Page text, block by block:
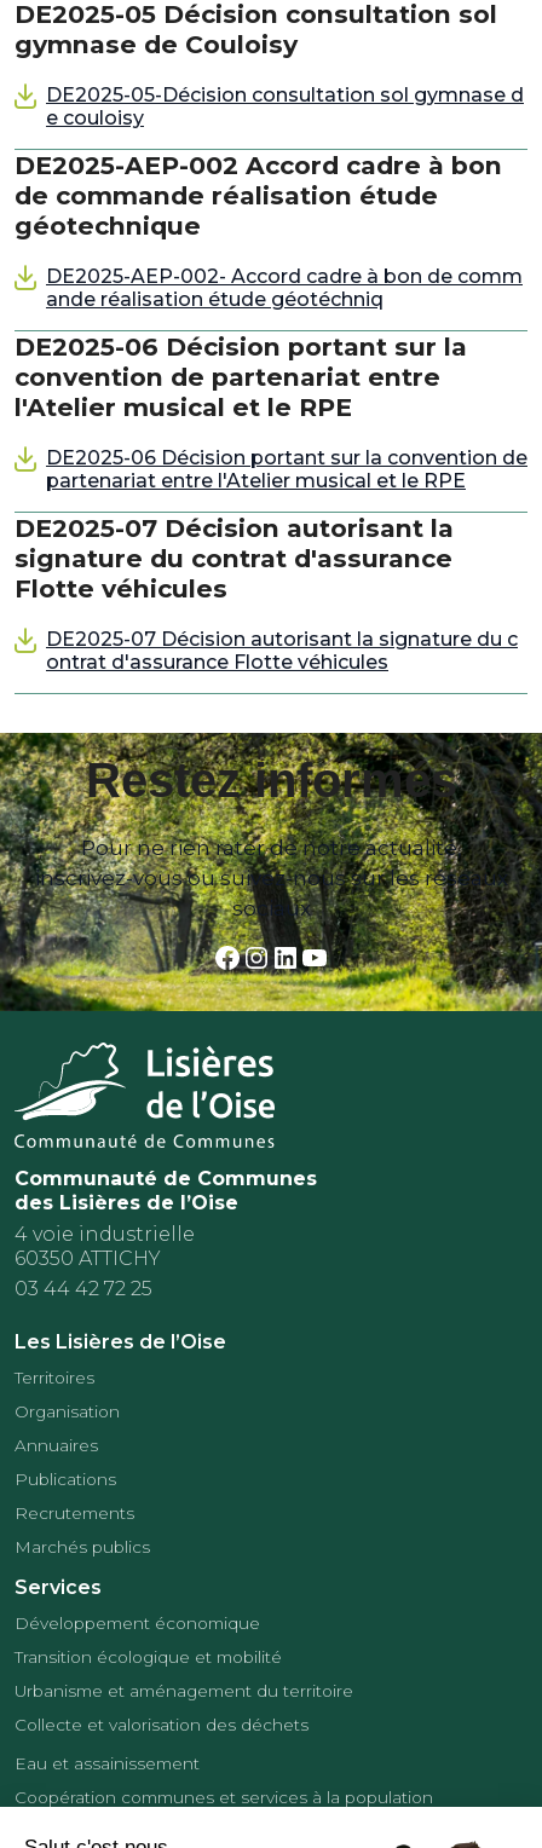
DE2025-05 Décision consultation sol
gymnase de Couloisy
DE2025-05-Décision consultation sol gymnase d
e couloisy
DE2025-AEP-002 Accord cadre à bon
de commande réalisation étude
géotechnique
DE2025-AEP-002- Accord cadre à bon de comm
ande réalisation étude géotéchniq
DE2025-06 Décision portant sur la
convention de partenariat entre
l'Atelier musical et le RPE
DE2025-06 Décision portant sur la convention de
partenariat entre l'Atelier musical et le RPE
DE2025-07 Décision autorisant la
signature du contrat d'assurance
Flotte véhicules
DE2025-07 Décision autorisant la signature du c
ontrat d'assurance Flotte véhicules
Restez informés
Pour ne rien rater de notre actualité,
inscrivez-vous ou suivez-nous sur les réseaux
sociaux
Facebook
Instagram
LinkedIn
YouTube
Communauté de Communes
des Lisières de l’Oise
4 voie industrielle
60350 ATTICHY
03 44 42 72 25
Les Lisières de l’Oise
Territoires
Organisation
Annuaires
Publications
Recrutements
Marchés publics
Services
Développement économique
Transition écologique et mobilité
Urbanisme et aménagement du territoire
Collecte et valorisation des déchets
Eau et assainissement
Coopération communes et services à la population